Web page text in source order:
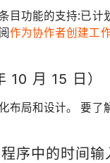
目功能的支持:已
作为协作者创建工
月 15 日）
布局和设计。 要了
序中的时间